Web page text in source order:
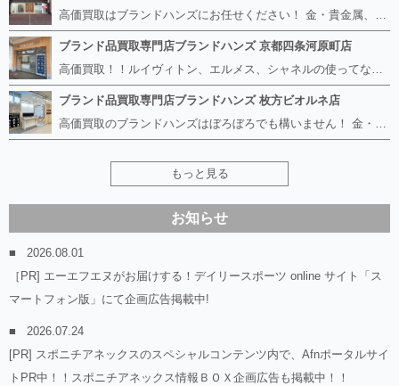
高価買取はブランドハンズにお任せください！ 金・貴金属、ルイヴィトン、エルメス、シャネル、ロレックスは特に力を入れておりますが、 他店で断られたボロボロになったバッグや財布、壊れたブランド品、時計、千切れた貴金属もお買取り可能です。 経験豊富な鑑定士が宝石やダイヤモンドの鑑定書がないものでもしっかり見させて頂きます。 その他ブランド食器、銀シルバー製品、美容機器、脱毛器、スマホなど幅広く取り扱っております！ 是非お気軽にお越しください。
ブランド品買取専門店ブランドハンズ 京都四条河原町店
高価買取！！ルイヴィトン、エルメス、シャネルの使ってないものなど ブランドハンズならボロボロでも構いません。 他店に断られたものも当店ならお買取り可能です！ ロレックスやフェンディ、グッチも大歓迎です！ ブランド品や貴金属、時計、宝石、ダイヤモンドは特に高価買取ですのでお査定だけでもお待ちしております。
ブランド品買取専門店ブランドハンズ 枚方ビオルネ店
高価買取のブランドハンズはぼろぼろでも構いません！ 金・貴金属、ルイヴィトンやエルメス、シャネルの使ってないものはございませんか？ 他店に断られたものも当店ならお買取り可能です！ ロレックスやフェンディ、グッチも大歓迎！ ブランド品や貴金属、時計、宝石、ダイヤモンドは特に高価買取ですがブランド食器、スマホ、美容機器、銀製品など幅広く取り扱っております。
もっと見る
お知らせ
2026.08.01
［PR] エーエフエヌがお届けする！デイリースポーツ online サイト「ス
マートフォン版」にて企画広告掲載中!
2026.07.24
[PR] スポニチアネックスのスペシャルコンテンツ内で、Afnポータルサイ
トPR中！！スポニチアネックス情報ＢＯＸ企画広告も掲載中！！